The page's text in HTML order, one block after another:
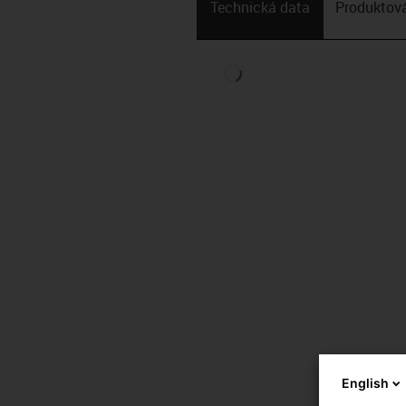
Technická data
English